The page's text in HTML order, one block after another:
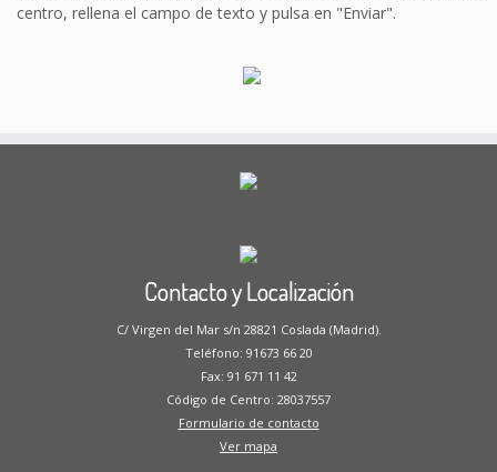
centro, rellena el campo de texto y pulsa en "Enviar".
Contacto y Localización
C/ Virgen del Mar s/n 28821 Coslada (Madrid).
Teléfono: 91673 66 20
Fax: 91 671 11 42
Código de Centro: 28037557
Formulario de contacto
Ver mapa